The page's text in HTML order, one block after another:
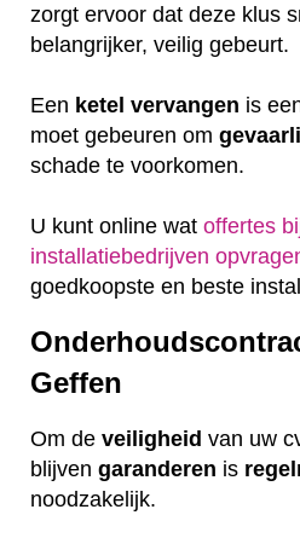
zorgt ervoor dat deze klus
belangrijker, veilig gebeurt.
Een ketel vervangen is
moet gebeuren om
schade te voorkomen.
U kunt online wat offertes
installatiebedrijven
goedkoopste en beste
Geffen
Om de veiligheid van uw
blijven garanderen is
noodzakelijk.